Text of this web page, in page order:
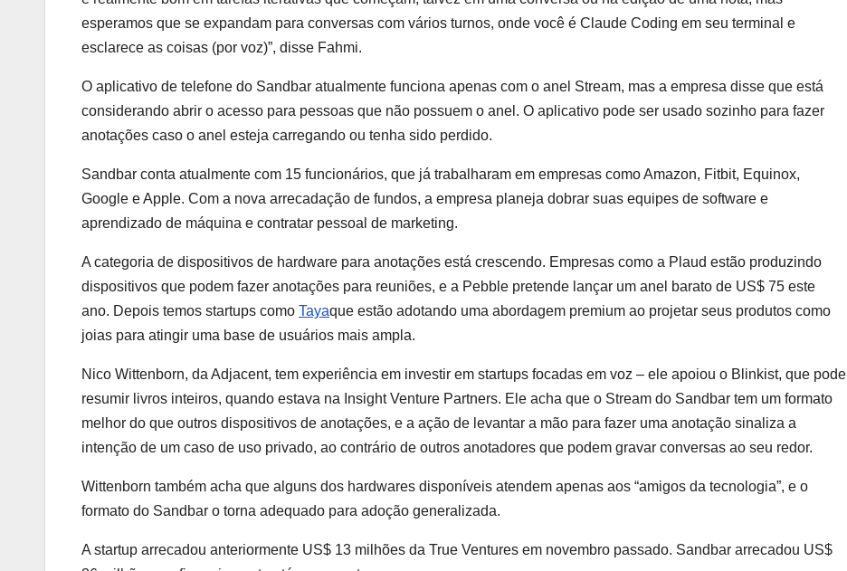
esperamos que se expandam para conversas com vários turnos, onde você é Claude Coding em seu terminal e
esclarece as coisas (por voz)”, disse Fahmi.
O aplicativo de telefone do Sandbar atualmente funciona apenas com o anel Stream, mas a empresa disse que está
considerando abrir o acesso para pessoas que não possuem o anel. O aplicativo pode ser usado sozinho para fazer
anotações caso o anel esteja carregando ou tenha sido perdido.
Sandbar conta atualmente com 15 funcionários, que já trabalharam em empresas como Amazon, Fitbit, Equinox,
Google e Apple. Com a nova arrecadação de fundos, a empresa planeja dobrar suas equipes de software e
aprendizado de máquina e contratar pessoal de marketing.
A categoria de dispositivos de hardware para anotações está crescendo. Empresas como a Plaud estão produzindo
dispositivos que podem fazer anotações para reuniões, e a Pebble pretende lançar um anel barato de US$ 75 este
ano. Depois temos startups como Tayaque estão adotando uma abordagem premium ao projetar seus produtos como
joias para atingir uma base de usuários mais ampla.
Nico Wittenborn, da Adjacent, tem experiência em investir em startups focadas em voz – ele apoiou o Blinkist, que pode
resumir livros inteiros, quando estava na Insight Venture Partners. Ele acha que o Stream do Sandbar tem um formato
melhor do que outros dispositivos de anotações, e a ação de levantar a mão para fazer uma anotação sinaliza a
intenção de um caso de uso privado, ao contrário de outros anotadores que podem gravar conversas ao seu redor.
Wittenborn também acha que alguns dos hardwares disponíveis atendem apenas aos “amigos da tecnologia”, e o
formato do Sandbar o torna adequado para adoção generalizada.
A startup arrecadou anteriormente US$ 13 milhões da True Ventures em novembro passado. Sandbar arrecadou US$